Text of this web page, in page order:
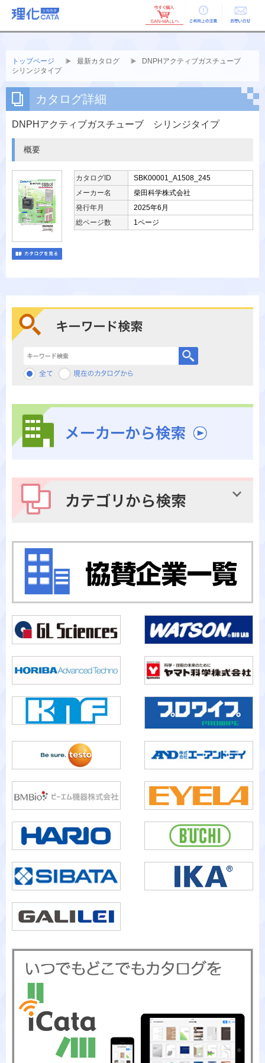
ご利用上の お問い合せ
トップページ 最新カタログ
DNPHアクティブガスチューブ
シリンジタイプ
カタログ詳細
DNPHアクティブガスチューブ シリンジタイプ
概要
カタログID
SBK00001_A1508_245
メーカー名
柴田科学株式会社
発行年月
2025年6月
総ページ数
1ページ
キーワード検索